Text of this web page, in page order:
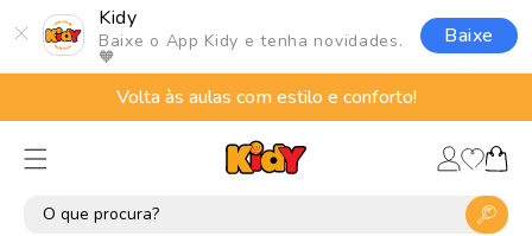
Kidy
Baixe o App Kidy e tenha novidades.
🧡
Baixe
para o
conteúdo
Volta às aulas com estilo e conforto!
Fazer
login
Lista
deCarrinho